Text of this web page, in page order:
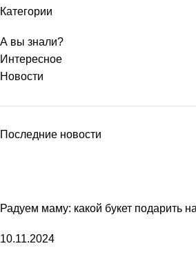
Категории
А вы знали?
Интересное
Новости
Последние новости
Радуем маму: какой букет подарить
10.11.2024